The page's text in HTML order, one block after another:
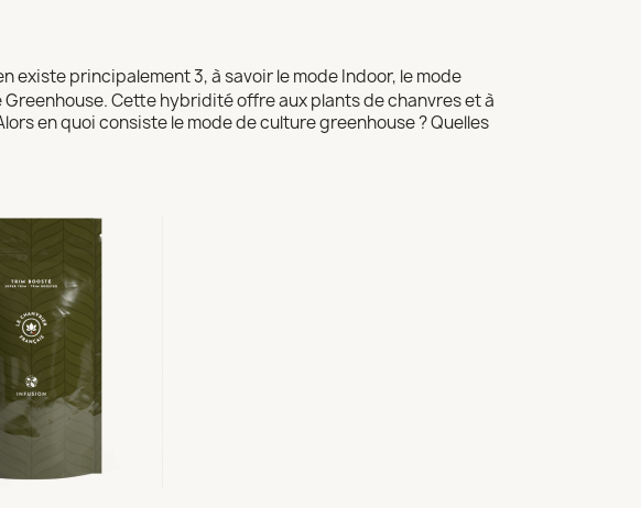
existe principalement 3, à savoir le mode Indoor, le mode
Cette hybridité offre aux plants de chanvres et à
en quoi consiste le mode de culture greenhouse ? Quelles